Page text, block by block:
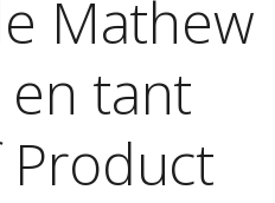
Mathew
tant
Product